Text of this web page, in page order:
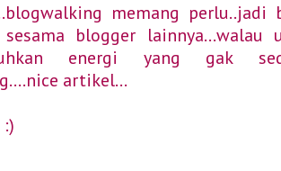
memang perlu..jadi
sesama blogger lainnya...walau
energi yang gak
artikel...